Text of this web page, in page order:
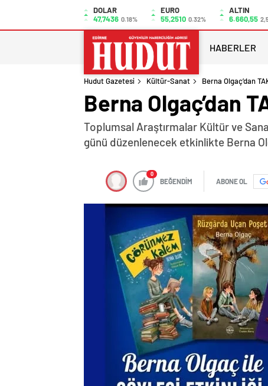
DOLAR
47,7436 0.18%
EURO
55,2510 0.32%
ALTIN
6.660,55
HABERLER
Hudut Gazetesi Kültür-Sanat Berna Olgaç’dan
Berna Olgaç’dan
Toplumsal Araştırmalar Kültür ve
günü düzenlenecek etkinlikte Berna
0
BEĞENDİM ABONE OL